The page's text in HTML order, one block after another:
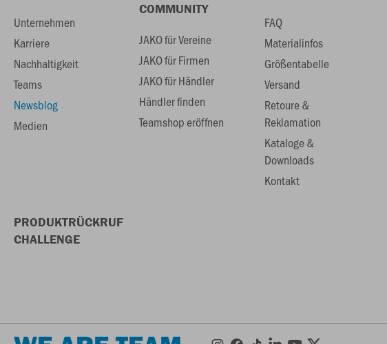
Unternehmen
Karriere
Nachhaltigkeit
Teams
Newsblog
Medien
COMMUNITY
JAKO für Vereine
JAKO für Firmen
JAKO für Händler
Händler finden
Teamshop eröffnen
FAQ
Materialinfos
Größentabelle
Versand
Retoure &
Reklamation
Kataloge &
Downloads
Kontakt
PRODUKTRÜCKRUF
CHALLENGE